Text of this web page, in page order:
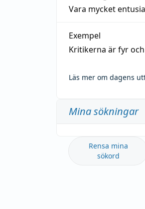
Vara mycket
Exempel
Kritikerna är fyr
Läs mer om dagens
Mina sökningar
Rensa mina
sökord